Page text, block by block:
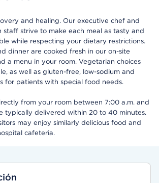
and healing. Our executive chef and
staff strive to make each meal as tasty and
while respecting your dietary restrictions.
dinner are cooked fresh in our on-site
a menu in your room. Vegetarian choices
as well as gluten-free, low-sodium and
for patients with special food needs.
from your room between 7:00 a.m. and
typically delivered within 20 to 40 minutes.
may enjoy similarly delicious food and
cafeteria.